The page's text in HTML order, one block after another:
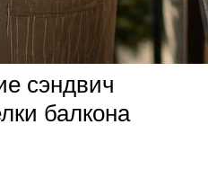
сэндвич
балкона